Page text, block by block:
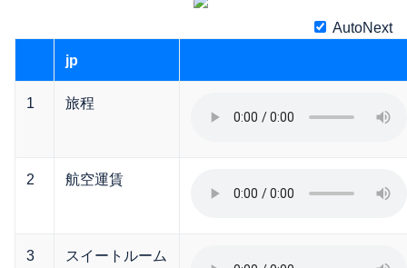
AutoNext
jp
1 旅程
2 航空運賃
3 スイートルーム